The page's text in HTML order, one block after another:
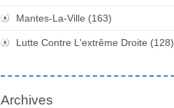
Mantes-La-Ville (163)
Lutte Contre L'extrême Droite (128)
Archives